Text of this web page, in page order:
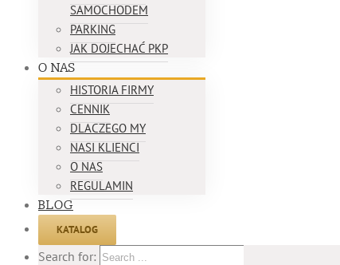
SAMOCHODEM
PARKING
JAK DOJECHAĆ PKP
O NAS
HISTORIA FIRMY
CENNIK
DLACZEGO MY
NASI KLIENCI
O NAS
REGULAMIN
BLOG
KATALOG
Search for: